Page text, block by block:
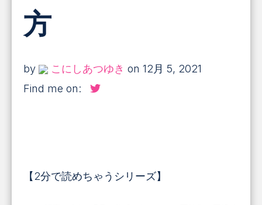
方
by こにしあつゆき on 12月 5, 2021
Find me on:
【2分で読めちゃうシリーズ】